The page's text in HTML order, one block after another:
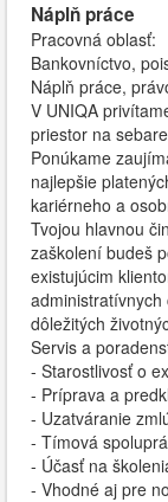
Náplň práce
Pracovná oblasť:
Bankovníctvo,
Náplň práce,
V UNIQA
priestor na
Ponúkame
najlepšie
kariérneho a
Tvojou hlavnou
zaškolení budeš
existujúcim
administratívnych
dôležitých
Servis a
- Starostlivosť o
- Príprava a
- Uzatváranie
- Tímová
- Účasť na
- Vhodné aj pre